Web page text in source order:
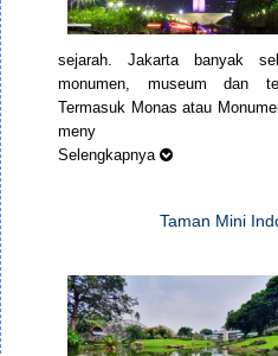
sejarah. Jakarta banyak
monumen, museum dan
Termasuk Monas atau
meny
Selengkapnya
Taman Mini